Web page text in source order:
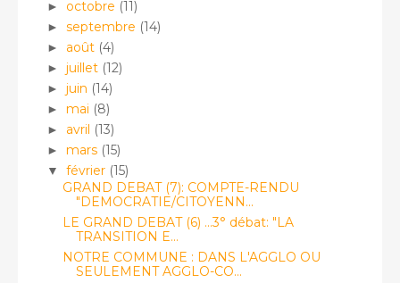
► octobre (11)
► septembre (14)
► août (4)
► juillet (12)
► juin (14)
► mai (8)
► avril (13)
► mars (15)
▼ février (15)
GRAND DEBAT (7): COMPTE-RENDU
"DEMOCRATIE/CITOYENN...
LE GRAND DEBAT (6) ...3° débat: "LA
TRANSITION E...
NOTRE COMMUNE : DANS L'AGGLO OU
SEULEMENT AGGLO-CO...